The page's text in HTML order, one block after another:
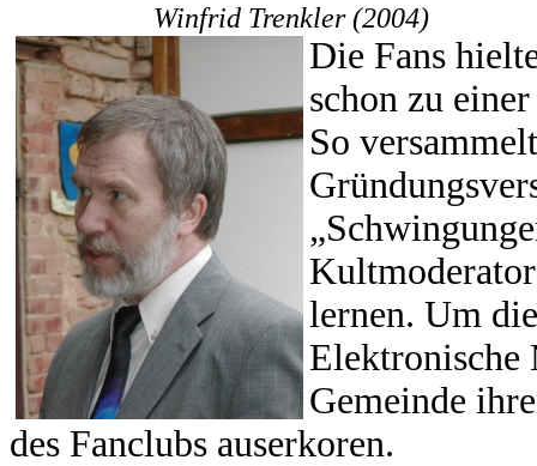
Winfrid Trenkler (2004)
Die Fans
schon zu
So
lernen. Um
Elektronische
Gemeinde
des Fanclubs auserkoren.